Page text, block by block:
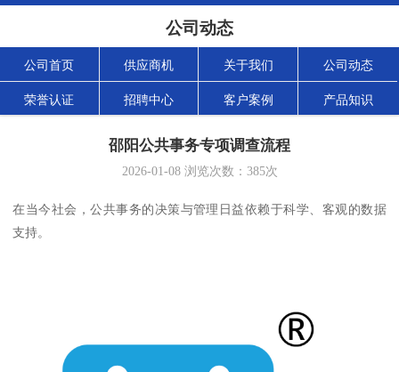
公司动态
公司首页 供应商机 关于我们 公司动态
荣誉认证 招聘中心 客户案例 产品知识
邵阳公共事务专项调查流程
2026-01-08浏览次数： 385次
在当今社会，公共事务的决策与管理日益依赖于科学、客观的数据
支持。